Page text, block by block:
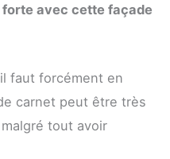
forte avec cette façade
faut forcément en
carnet peut être très
tout avoir